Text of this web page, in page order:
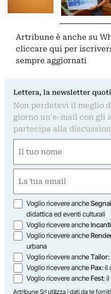
Artribune è anche su
cliccare qui per
sempre aggiornati
Lettera, la newsletter
Non perdetevi il meglio
giorno un'e-mail con gli
partecipa alla
(Obbligatorio)
Nome
(Obbligatorio)
Opzioni
Voglio ricevere anche
didattica ed eventi culturali
Voglio ricevere ancheIncanti
Voglio ricevere anche
urbana
Voglio ricevere ancheTailor
Voglio ricevere anchePax: il
Voglio ricevere ancheFest:
Artribune Srl utilizza i dati da te